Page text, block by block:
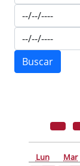
Lun Mar